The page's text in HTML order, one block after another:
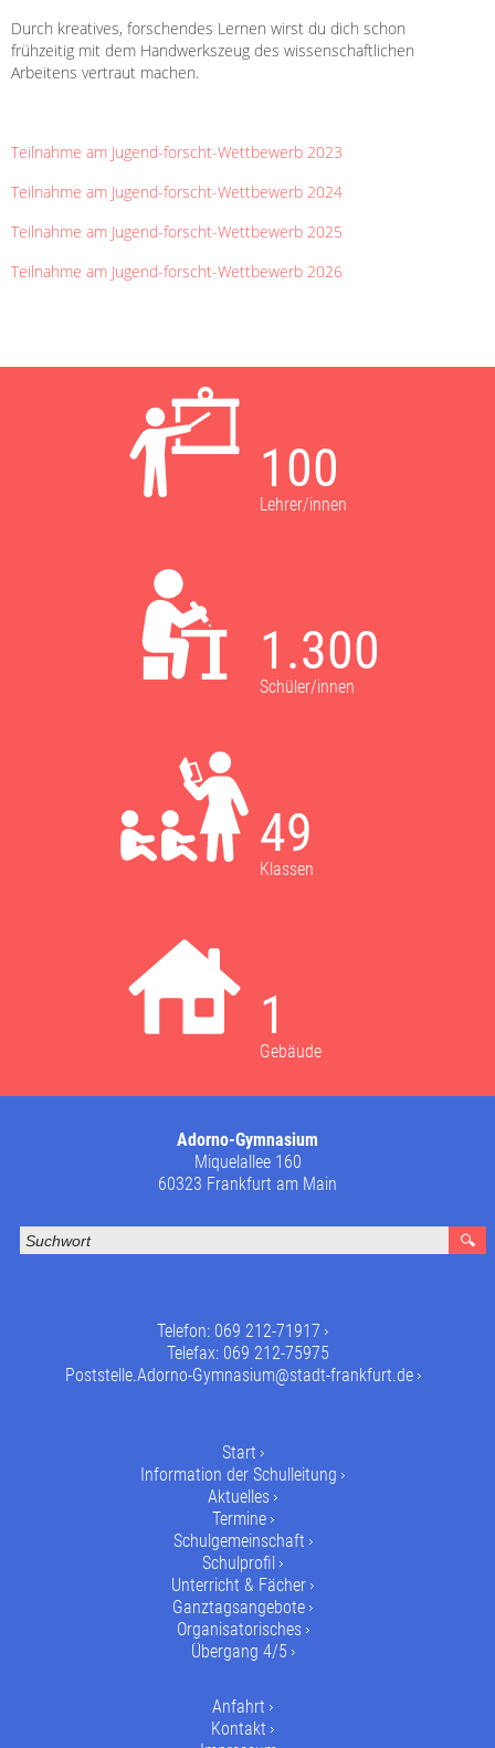
Durch kreatives, forschendes Lernen wirst du dich schon
frühzeitig mit dem Handwerkszeug des wissenschaftlichen
Arbeitens vertraut machen.
Teilnahme am Jugend-forscht-Wettbewerb 2023
Teilnahme am Jugend-forscht-Wettbewerb 2024
Teilnahme am Jugend-forscht-Wettbewerb 2025
Teilnahme am Jugend-forscht-Wettbewerb 2026
100
Lehrer/innen
1.300
Schüler/innen
49
Klassen
1
Gebäude
Adorno-Gymnasium
Miquelallee 160
60323 Frankfurt am Main
Telefon: 069 212-71917
Telefax: 069 212-75975
Poststelle.Adorno-Gymnasium@stadt-frankfurt.de
Start
Information der Schulleitung
Aktuelles
Termine
Schulgemeinschaft
Schulprofil
Unterricht & Fächer
Ganztagsangebote
Organisatorisches
Übergang 4/5
Anfahrt
Kontakt